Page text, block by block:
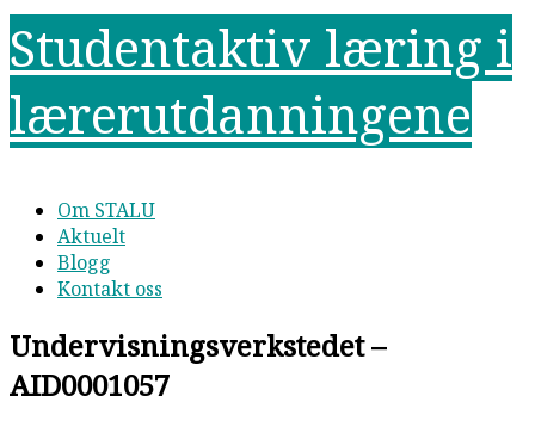
Studentaktiv læring i
lærerutdanningene
Om STALU
Aktuelt
Blogg
Kontakt oss
Undervisningsverkstedet –
AID0001057